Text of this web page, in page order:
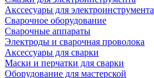
Акссесуары для электроинструмента
Сварочное оборудование
Сварочные аппараты
Электроды и сварочная проволока
Аксессуары для сварки
Маски и перчатки для сварки
Оборудование для мастерской